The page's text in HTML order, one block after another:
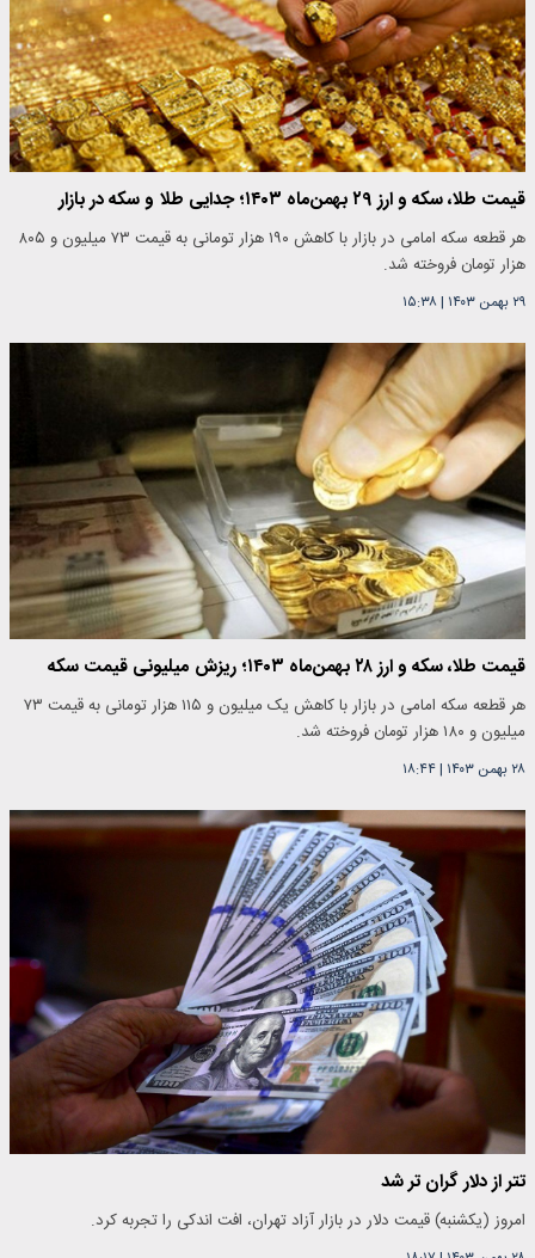
قیمت طلا، سکه و ارز ۲۹ بهمن‌ماه ۱۴۰۳؛ جدایی طلا و سکه در بازار
هر قطعه سکه امامی در بازار با کاهش ۱۹۰ هزار تومانی به قیمت ۷۳ میلیون و ۸۰۵
هزار تومان فروخته شد.
۲۹ بهمن ۱۴۰۳ |۱۵:۳۸
قیمت طلا، سکه و ارز ۲۸ بهمن‌ماه ۱۴۰۳؛ ریزش میلیونی قیمت سکه
هر قطعه سکه امامی در بازار با کاهش یک میلیون و ۱۱۵ هزار تومانی به قیمت ۷۳
میلیون و ۱۸۰ هزار تومان فروخته شد.
۲۸ بهمن ۱۴۰۳ |۱۸:۴۴
تتر از دلار گران تر شد
امروز (یکشنبه) قیمت دلار در بازار آزاد تهران، افت اندکی را تجربه کرد.